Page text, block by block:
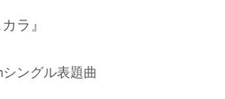
ラ』
ングル表題曲